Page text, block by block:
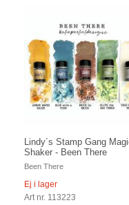
Lindy´s Stamp Gang
Shaker - Been There
Been There
Ej i lager
Art nr. 113223